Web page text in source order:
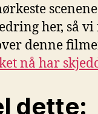
her, så
denne
nå har
dette: